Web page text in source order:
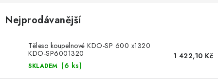
⭐ NEJLÉPE HODNOCENÉ
Nejprodávanější
Těleso koupelnové KDO-SP 600 x1320
KDO-SP6001320
SKLADEM (6 ks)
1 422,10 Kč